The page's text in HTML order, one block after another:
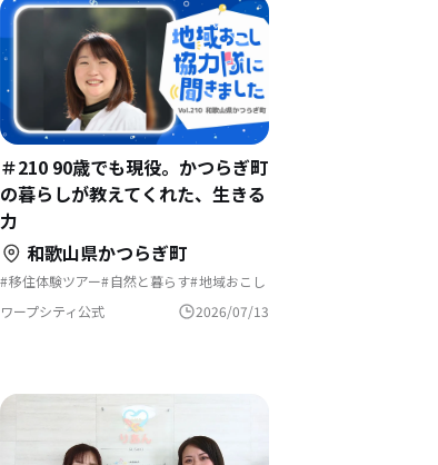
＃210 90歳でも現役。かつらぎ町
の暮らしが教えてくれた、生きる
力
和歌山県かつらぎ町
移住体験ツアー 自然と暮らす 地域おこし
農業の仕事 田舎暮らし 地域おこし協力隊
移住体験 地域おこし協力隊に聞いてみた
ワープシティ公式 2026/07/13